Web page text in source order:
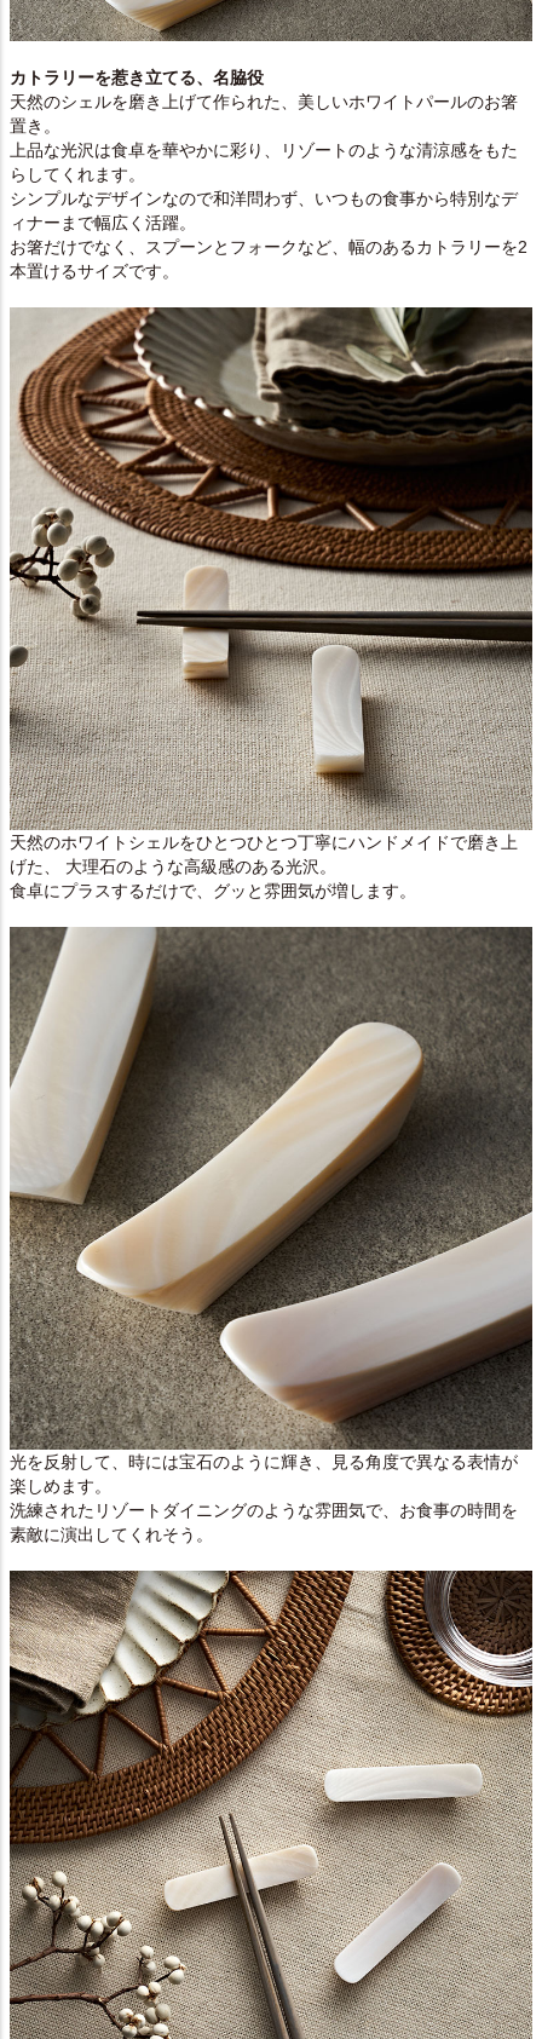
カトラリーを惹き立てる、名脇役
天然のシェルを磨き上げて作られた、美しいホワイトパールのお箸
置き。
上品な光沢は食卓を華やかに彩り、リゾートのような清涼感をもた
らしてくれます。
シンプルなデザインなので和洋問わず、いつもの食事から特別なデ
ィナーまで幅広く活躍。
お箸だけでなく、スプーンとフォークなど、幅のあるカトラリーを2
本置けるサイズです。
天然のホワイトシェルをひとつひとつ丁寧にハンドメイドで磨き上
げた、 大理石のような高級感のある光沢。
食卓にプラスするだけで、グッと雰囲気が増します。
光を反射して、時には宝石のように輝き、見る角度で異なる表情が
楽しめます。
洗練されたリゾートダイニングのような雰囲気で、お食事の時間を
素敵に演出してくれそう。